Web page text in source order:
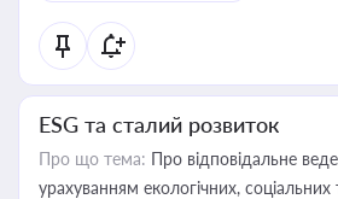
ESG та сталий розвиток
Про що тема: Про відповідальне
урахуванням екологічних, соціальних